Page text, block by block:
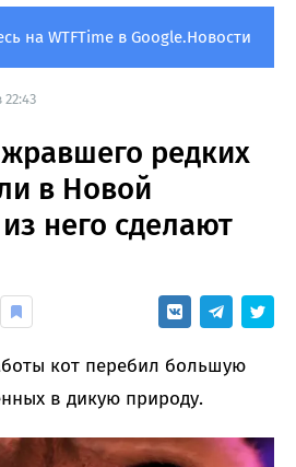
на WTFTime в Google.Новости
22:43
жравшего редких
в Новой
него сделают
кот перебил большую
в дикую природу.